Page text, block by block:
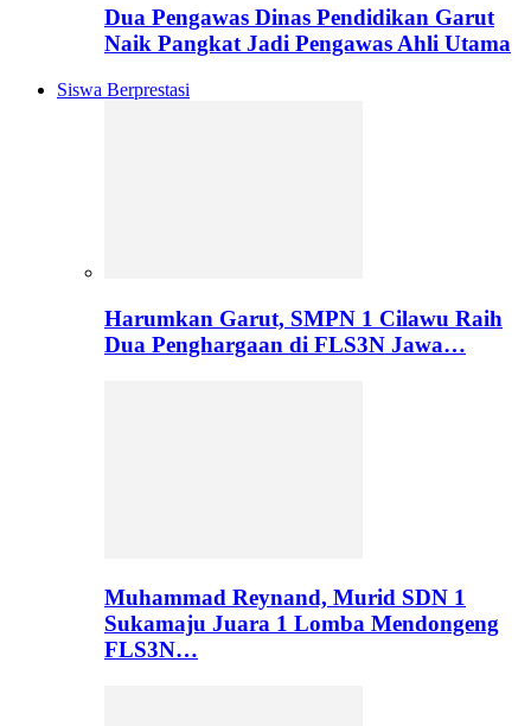
Dua Pengawas Dinas Pendidikan Garut
Naik Pangkat Jadi Pengawas Ahli Utama
Siswa Berprestasi
Harumkan Garut, SMPN 1 Cilawu Raih
Dua Penghargaan di FLS3N Jawa…
Muhammad Reynand, Murid SDN 1
Sukamaju Juara 1 Lomba Mendongeng
FLS3N…